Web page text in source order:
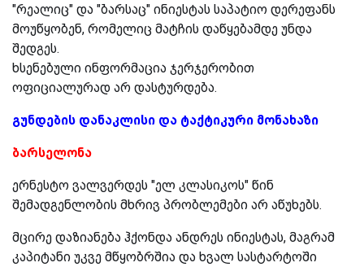
"რეალიც" და "ბარსაც" ინიესტას საპატიო დერეფანს
მოუწყობენ, რომელიც მატჩის დაწყებამდე უნდა
შედგეს.
ხსენებული ინფორმაცია ჯერჯერობით
ოფიციალურად არ დასტურდება.
გუნდების დანაკლისი და ტაქტიკური მონახაზი
ბარსელონა
ერნესტო ვალვერდეს "ელ კლასიკოს" წინ
შემადგენლობის მხრივ პრობლემები არ აწუხებს.
მცირე დაზიანება ჰქონდა ანდრეს ინიესტას, მაგრამ
კაპიტანი უკვე მწყობრშია და ხვალ სასტარტოში